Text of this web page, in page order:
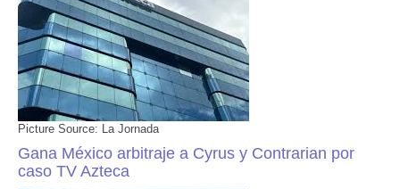
Picture Source: La Jornada
Gana México arbitraje a Cyrus y Contrarian por
caso TV Azteca